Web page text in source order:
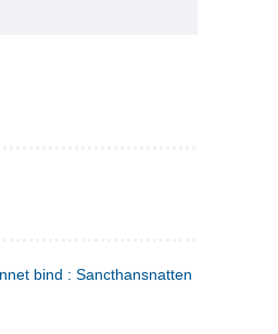
bind : Sancthansnatten ; Fru Inger